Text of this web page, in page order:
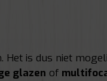
is dus niet
glazen of